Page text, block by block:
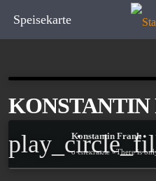
Speisekarte
Konstantin Frank